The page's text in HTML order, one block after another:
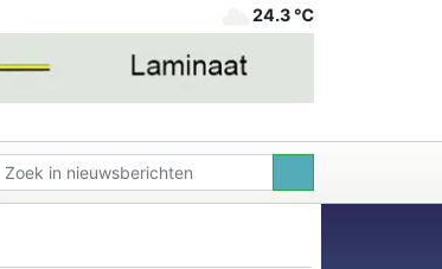
24.3 ℃